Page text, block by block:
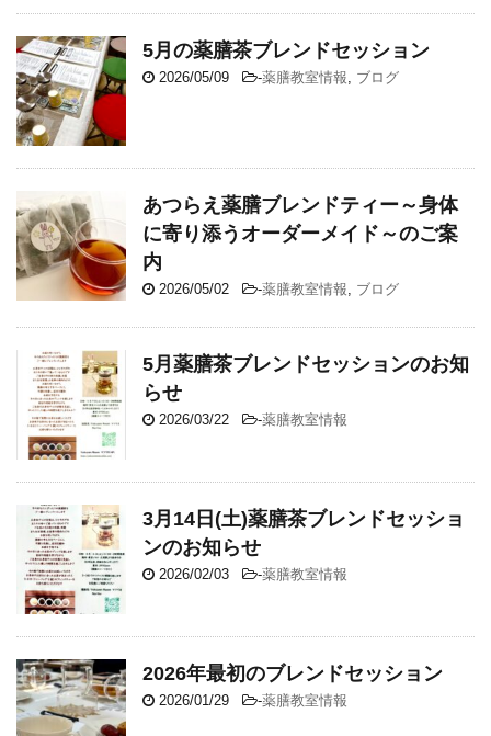
5月の薬膳茶ブレンドセッション
2026/05/09 -薬膳教室情報 ブログ
あつらえ薬膳ブレンドティー～身体
に寄り添うオーダーメイド～のご案
内
2026/05/02 -薬膳教室情報 ブログ
5月薬膳茶ブレンドセッションのお知
らせ
2026/03/22 -薬膳教室情報
3月14日(土)薬膳茶ブレンドセッショ
ンのお知らせ
2026/02/03 -薬膳教室情報
2026年最初のブレンドセッション
2026/01/29 -薬膳教室情報